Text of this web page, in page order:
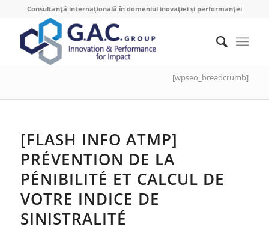
Consultanță internațională în domeniul inovației și performanței
[wpseo_breadcrumb]
[FLASH INFO ATMP]
PRÉVENTION DE LA
PÉNIBILITÉ ET CALCUL DE
VOTRE INDICE DE
SINISTRALITÉ